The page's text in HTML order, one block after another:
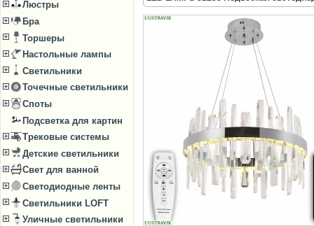
Люстры
Бра
Торшеры
Настольные лампы
Светильники
Точечные светильники
Споты
Подсветка для картин
Трековые системы
Детские светильники
Свет для ванной
Светодиодные ленты
Светильники LOFT
Уличные светильники